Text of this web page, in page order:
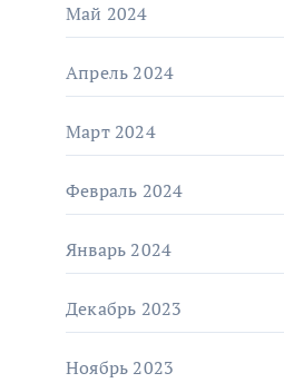
Май 2024
Апрель 2024
Март 2024
Февраль 2024
Январь 2024
Декабрь 2023
Ноябрь 2023